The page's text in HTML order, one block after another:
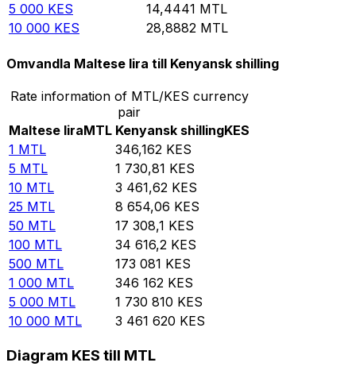
5 000 KES 14,4441 MTL
10 000 KES 28,8882 MTL
Omvandla Maltese lira till Kenyansk shilling
Rate information of MTL/KES currency
pair
Maltese liraMTL Kenyansk shillingKES
1 MTL 346,162 KES
5 MTL 1 730,81 KES
10 MTL 3 461,62 KES
25 MTL 8 654,06 KES
50 MTL 17 308,1 KES
100 MTL 34 616,2 KES
500 MTL 173 081 KES
1 000 MTL 346 162 KES
5 000 MTL 1 730 810 KES
10 000 MTL 3 461 620 KES
Diagram KES till MTL